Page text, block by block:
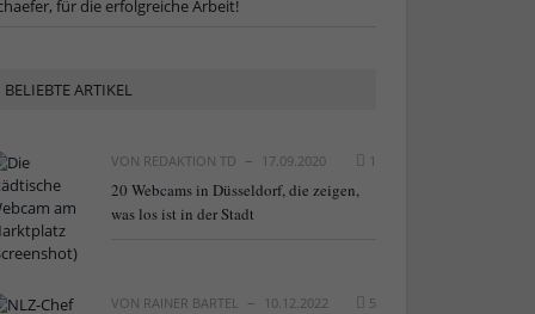
für die erfolgreiche Arbeit!
BELIEBTE ARTIKEL
VON REDAKTION TD 17.09.2020 1
20 Webcams in Düsseldorf, die zeigen,
was los ist in der Stadt
VON RAINER BARTEL 10.12.2022 5